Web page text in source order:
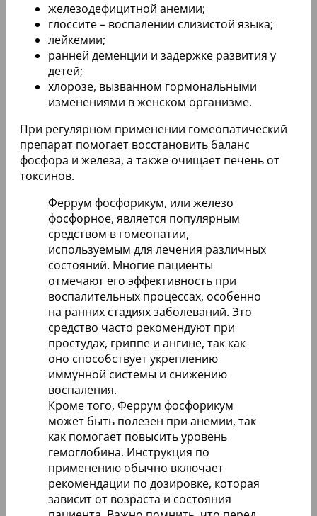
железодефицитной анемии;
глоссите – воспалении слизистой языка;
лейкемии;
ранней деменции и задержке развития у
детей;
хлорозе, вызванном гормональными
изменениями в женском организме.
При регулярном применении гомеопатический
препарат помогает восстановить баланс
фосфора и железа, а также очищает печень от
токсинов.
Феррум фосфорикум, или железо
фосфорное, является популярным
средством в гомеопатии,
используемым для лечения различных
состояний. Многие пациенты
отмечают его эффективность при
воспалительных процессах, особенно
на ранних стадиях заболеваний. Это
средство часто рекомендуют при
простудах, гриппе и ангине, так как
оно способствует укреплению
иммунной системы и снижению
воспаления.
Кроме того, Феррум фосфорикум
может быть полезен при анемии, так
как помогает повысить уровень
гемоглобина. Инструкция по
применению обычно включает
рекомендации по дозировке, которая
зависит от возраста и состояния